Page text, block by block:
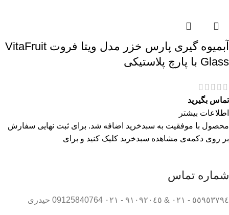
آبمیوه گیری پارس خزر مدل ویتا فروت VitaFruit
Glass با پارچ پلاستیکی
تماس بگیرید
اطلاعات بیشتر
محصول با موفقیت به سبدخرید اضافه شد. برای ثبت نهایی سفارش
بر روی دکمه‌ی مشاهده سبدخرید کلیک کنید و برای
شماره تماس
٥٥٩٥٣٧٩٤ - ٠٢١ & ٩١٠٩٢٠٤٥ - ٠٢١ 09125840764 حیدری